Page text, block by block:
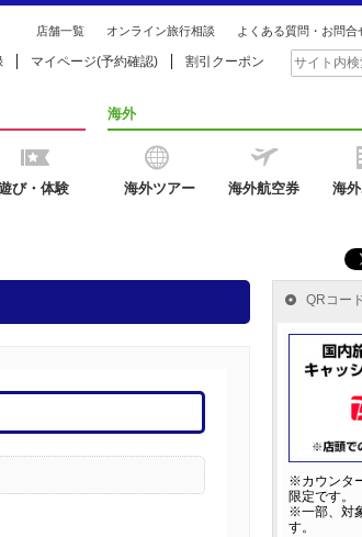
店舗一覧 オンライン旅行相談 よくある質問・お問合
マイページ(予約確認) 割引クーポン
び・体験
海外
海外ツアー 海外航空券 海
QRコー
※カウンタ
限定です。
※一部、対
す。